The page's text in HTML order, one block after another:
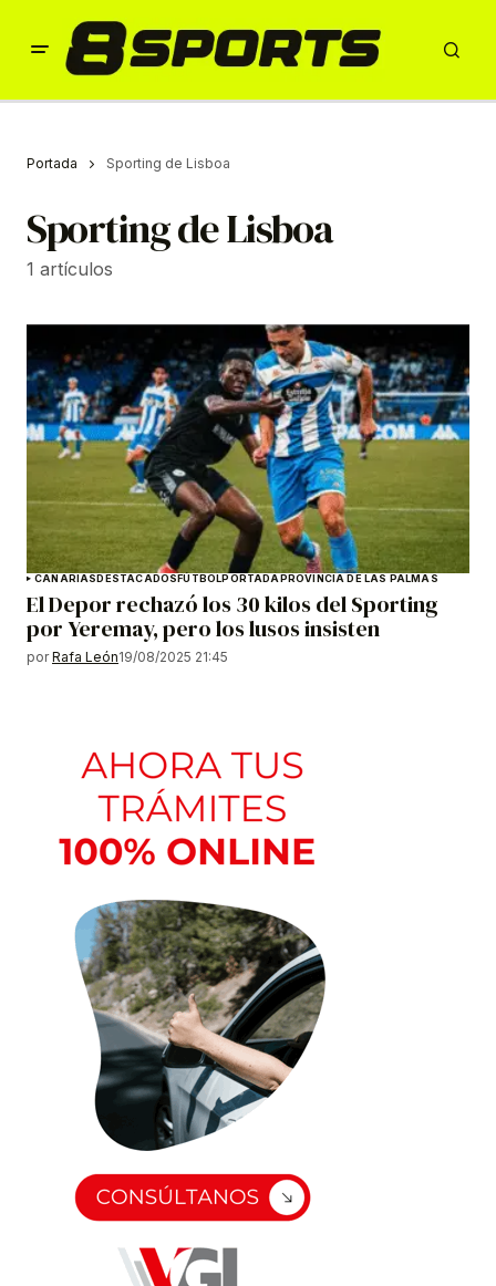
Portada Sporting de Lisboa
Sporting de Lisboa
1 artículos
CANARIASDESTACADOSFÚTBOLPORTADAPROVINCIA DE LAS PALMAS
El Depor rechazó los 30 kilos del Sporting
por Yeremay, pero los lusos insisten
por Rafa León19/08/2025 21:45